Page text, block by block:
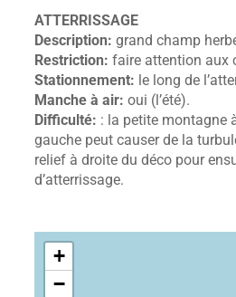
ATTERRISSAGE
Description: grand champ
Restriction: faire attention aux
Stationnement: le long de
Manche à air: oui (l’été).
Difficulté: : la petite montagne
gauche peut causer de la
relief à droite du déco pour
d’atterrissage.
+
−